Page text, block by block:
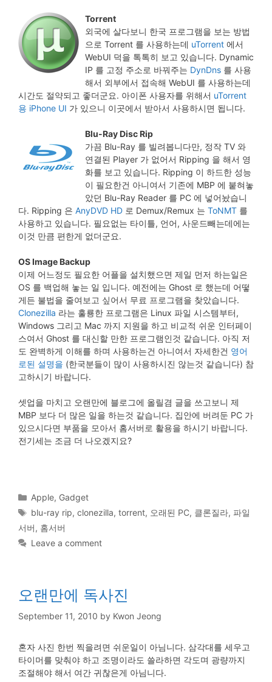
Torrent
외국에 살다보니 한국 프로그램을 보는 방법
으로 Torrent 를 사용하는데 uTorrent 에서
WebUI 덕을 톡톡히 보고 있습니다. Dynamic
IP 를 고정 주소로 바꿔주는 DynDns 를 사용
해서 외부에서 접속해 WebUI 를 사용하는데
시간도 절약되고 좋더군요. 아이폰 사용자를 위해서 uTorrent
용 iPhone UI 가 있으니 이곳에서 받아서 사용하시면 됩니다.
Blu-Ray Disc Rip
가끔 Blu-Ray 를 빌려봅니다만, 정작 TV 와
연결된 Player 가 없어서 Ripping 을 해서 영
화를 보고 있습니다. Ripping 이 하드한 성능
이 필요한건 아니여서 기존에 MBP 에 붙혀놓
았던 Blu-Ray Reader 를 PC 에 넣어놨습니
다. Ripping 은 AnyDVD HD 로 Demux/Remux 는 ToNMT 를
사용하고 있습니다. 필요없는 타이틀, 언어, 사운드빼는데에는
이것 만큼 편한게 없더군요.
OS Image Backup
이제 어느정도 필요한 어플을 설치했으면 제일 먼저 하는일은
OS 를 백업해 놓는 일 입니다. 예전에는 Ghost 로 했는데 어떻
게든 불법을 줄여보고 싶어서 무료 프로그램을 찾았습니다.
Clonezilla 라는 훌룡한 프로그램은 Linux 파일 시스템부터,
Windows 그리고 Mac 까지 지원을 하고 비교적 쉬운 인터페이
스여서 Ghost 를 대신할 만한 프로그램인것 같습니다. 아직 저
도 완벽하게 이해를 하며 사용하는건 아니여서 자세한건 영어
로된 설명을 (한국분들이 많이 사용하시진 않는것 같습니다) 참
고하시기 바랍니다.
셋업을 마치고 오랜만에 블로그에 올릴겸 글을 쓰고보니 제
MBP 보다 더 많은 일을 하는것 같습니다. 집안에 버려둔 PC 가
있으시다면 부품을 모아서 홈서버로 활용을 하시기 바랍니다.
전기세는 조금 더 나오겠지요?
Categories
Apple, Gadget
Tags
blu-ray rip,clonezilla,torrent, 오래된 PC, 클론질라, 파일
서버, 홈서버
Leave a comment
오랜만에 독사진
September 11, 2010 by Kwon Jeong
혼자 사진 한번 찍을려면 쉬운일이 아님니다. 삼각대를 세우고
타이머를 맞춰야 하고 조명이라도 쓸라하면 각도며 광량까지
조절해야 해서 여간 귀찮은게 아님니다.